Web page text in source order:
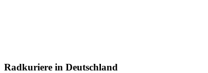
Radkuriere in Deutschland